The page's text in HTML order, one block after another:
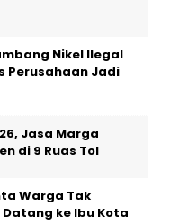
Nikel Ilegal
Perusahaan Jadi
Jasa Marga
di 9 Ruas Tol
Warga Tak
ke Ibu Kota